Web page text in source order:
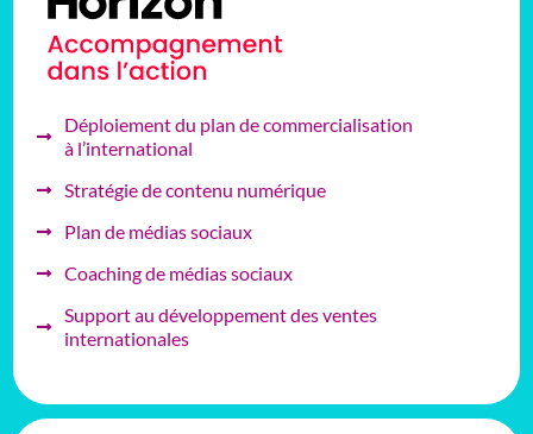
Déploiement du plan de commercialisation
à l’international
Stratégie de contenu numérique
Plan de médias sociaux
Coaching de médias sociaux
Support au développement des ventes
internationales